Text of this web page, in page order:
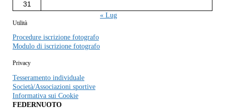
31
« Lug
Utilità
Procedure iscrizione fotografo
Modulo di iscrizione fotografo
Privacy
Tesseramento individuale
Società/Associazioni sportive
Informativa sui Cookie
FEDERNUOTO